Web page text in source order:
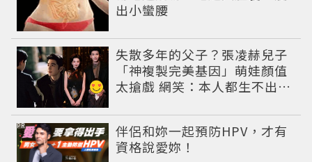
出小蠻腰
失散多年的父子？張凌赫兒子
「神複製完美基因」萌娃顏值
太搶戲 網笑：本人都生不出這
伴侶和妳一起預防HPV，才有
資格說愛妳！
PR